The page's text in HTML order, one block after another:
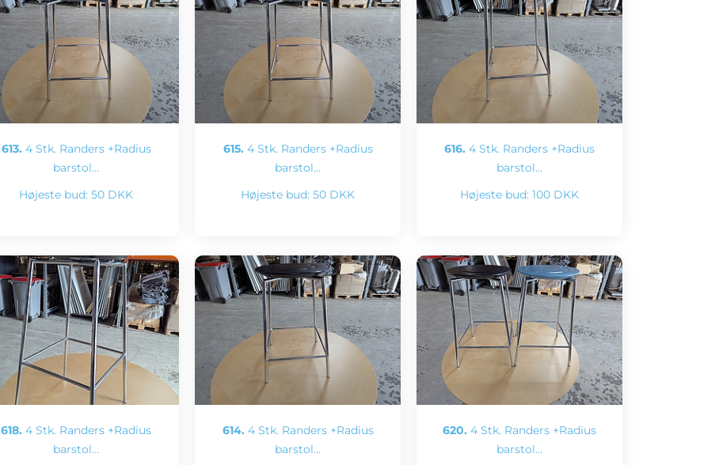
613. 4 Stk. Randers +Radius
barstol…
Højeste bud: 50 DKK
615. 4 Stk. Randers +Radius
barstol…
Højeste bud: 50 DKK
616. 4 Stk. Randers +Radius
barstol…
Højeste bud: 100 DKK
618. 4 Stk. Randers +Radius
barstol…
614. 4 Stk. Randers +Radius
barstol…
620. 4 Stk. Randers +Radius
barstol…